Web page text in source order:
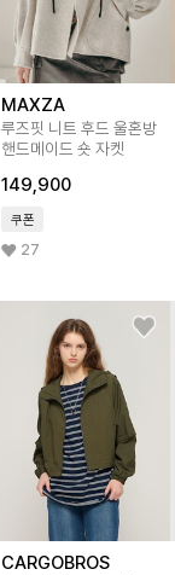
MAXZA
루즈핏 니트 후드 울혼방
핸드메이드 숏 자켓
149,900
쿠폰
27
CARGOBROS